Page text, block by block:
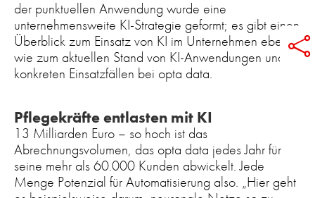

der punktuellen Anwendung wurde eine
unternehmensweite KI-Strategie geformt; es gibt einen
Überblick zum Einsatz von KI im Unternehmen ebenso
wie zum aktuellen Stand von KI-Anwendungen und
konkreten Einsatzfällen bei opta data.
Pflegekräfte entlasten mit KI
13 Milliarden Euro – so hoch ist das
Abrechnungsvolumen, das opta data jedes Jahr für
seine mehr als 60.000 Kunden abwickelt. Jede
Menge Potenzial für Automatisierung also. „Hier geht